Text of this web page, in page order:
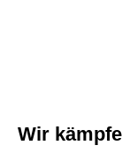
Wir